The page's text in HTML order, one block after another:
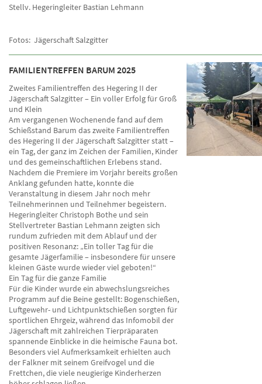
Stellv. Hegeringleiter Bastian Lehmann
Fotos: Jägerschaft Salzgitter
FAMILIENTREFFEN BARUM 2025
Zweites Familientreffen des Hegering II der
Jägerschaft Salzgitter – Ein voller Erfolg für Groß
und Klein
Am vergangenen Wochenende fand auf dem
Schießstand Barum das zweite Familientreffen
des Hegering II der Jägerschaft Salzgitter statt –
ein Tag, der ganz im Zeichen der Familien, Kinder
und des gemeinschaftlichen Erlebens stand.
Nachdem die Premiere im Vorjahr bereits großen
Anklang gefunden hatte, konnte die
Veranstaltung in diesem Jahr noch mehr
Teilnehmerinnen und Teilnehmer begeistern.
Hegeringleiter Christoph Bothe und sein
Stellvertreter Bastian Lehmann zeigten sich
rundum zufrieden mit dem Ablauf und der
positiven Resonanz: „Ein toller Tag für die
gesamte Jägerfamilie – insbesondere für unsere
kleinen Gäste wurde wieder viel geboten!“
Ein Tag für die ganze Familie
Für die Kinder wurde ein abwechslungsreiches
Programm auf die Beine gestellt: Bogenschießen,
Luftgewehr- und Lichtpunktschießen sorgten für
sportlichen Ehrgeiz, während das Infomobil der
Jägerschaft mit zahlreichen Tierpräparaten
spannende Einblicke in die heimische Fauna bot.
Besonders viel Aufmerksamkeit erhielten auch
der Falkner mit seinem Greifvogel und die
Frettchen, die viele neugierige Kinderherzen